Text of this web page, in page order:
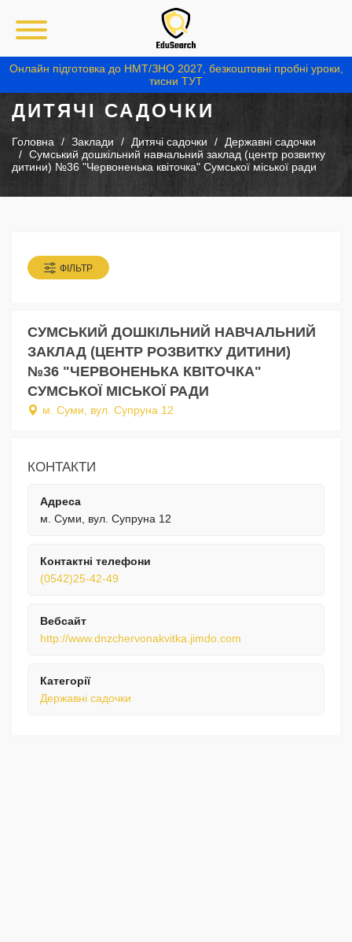
Онлайн підготовка до НМТ/ЗНО 2027, безкоштовні пробні уроки,
тисни ТУТ
ДИТЯЧІ САДОЧКИ
Головна Заклади Дитячі садочки
Державні садочки
Сумський дошкільний навчальний заклад (центр розвитку
дитини) №36 "Червоненька квіточка" Сумської міської ради
ФІЛЬТР
СУМСЬКИЙ ДОШКІЛЬНИЙ НАВЧАЛЬНИЙ
ЗАКЛАД (ЦЕНТР РОЗВИТКУ ДИТИНИ)
№36 "ЧЕРВОНЕНЬКА КВІТОЧКА"
СУМСЬКОЇ МІСЬКОЇ РАДИ
м. Суми, вул. Супруна 12
КОНТАКТИ
Адреса
м. Суми, вул. Супруна 12
Контактні телефони
(0542)25-42-49
Вебсайт
http://www.dnzchervonakvitka.jimdo.com
Категорії
Державні садочки